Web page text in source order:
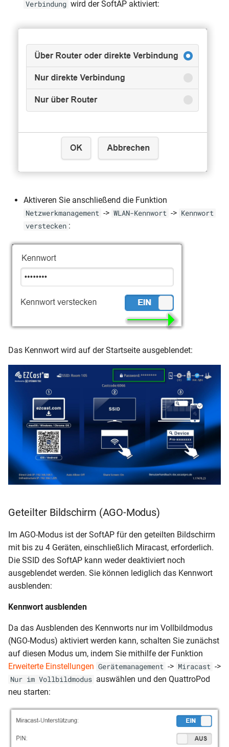
Verbindung wird der SoftAP aktiviert:
Aktiveren Sie anschließend die Funktion
Netzwerkmanagement -> WLAN-Kennwort -> Kennwort
verstecken :
Das Kennwort wird auf der Startseite ausgeblendet:
Geteilter Bildschirm (AGO-Modus)
Im AGO-Modus ist der SoftAP für den geteilten Bildschirm
mit bis zu 4 Geräten, einschließlich Miracast, erforderlich.
Die SSID des SoftAP kann weder deaktiviert noch
ausgeblendet werden. Sie können lediglich das Kennwort
ausblenden:
Kennwort ausblenden
Da das Ausblenden des Kennworts nur im Vollbildmodus
(NGO-Modus) aktiviert werden kann, schalten Sie zunächst
auf diesen Modus um, indem Sie mithilfe der Funktion
Erweiterte Einstellungen Gerätemanagement -> Miracast ->
Nur im Vollbildmodus auswählen und den QuattroPod
neu starten: